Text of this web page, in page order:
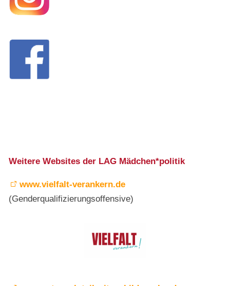
Weitere Websites der LAG Mädchen*politik
www.vielfalt-verankern.de
(Genderqualifizierungsoffensive)